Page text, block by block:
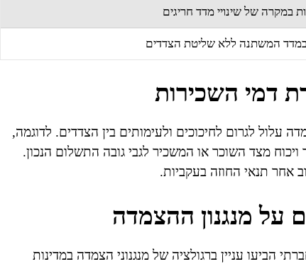
במקרה של שינויי מדד חריגים
המשתנה ללא שליטת הצדדים
דמי השכירות
עלול לגרום לחיכוכים ולעימותים בין הצדדים. לדוגמה,
מצד השוכר או המשכיר לגבי גובה התשלום הנכון.
אחר תנאי החוזה בעקביות.
על מנגנון ההצמדה
הביעו עניין ברגולציה של מנגנוני הצמדה במדינות